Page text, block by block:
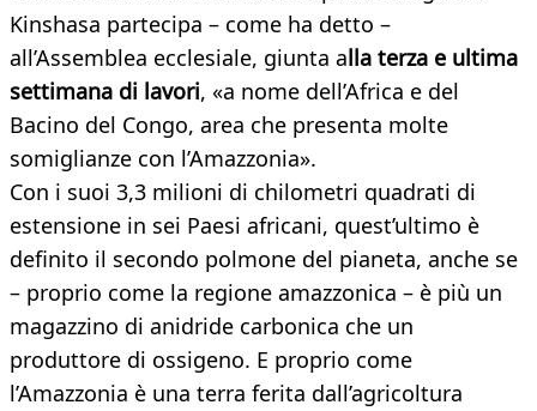
Kinshasa partecipa – come ha detto –
all’Assemblea ecclesiale, giunta alla terza e ultima
settimana di lavori, «a nome dell’Africa e del
Bacino del Congo, area che presenta molte
somiglianze con l’Amazzonia».
Con i suoi 3,3 milioni di chilometri quadrati di
estensione in sei Paesi africani, quest’ultimo è
definito il secondo polmone del pianeta, anche se
– proprio come la regione amazzonica – è più un
magazzino di anidride carbonica che un
produttore di ossigeno. E proprio come
l’Amazzonia è una terra ferita dall’agricoltura